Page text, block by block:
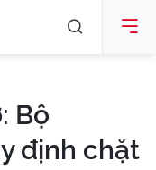
Bộ
định chặt